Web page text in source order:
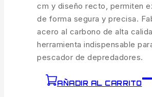
cm y diseño recto, permiten
de forma segura y precisa.
acero al carbono de alta
herramienta indispensable
pescador de depredadores.
AÑADIR AL CARRITO